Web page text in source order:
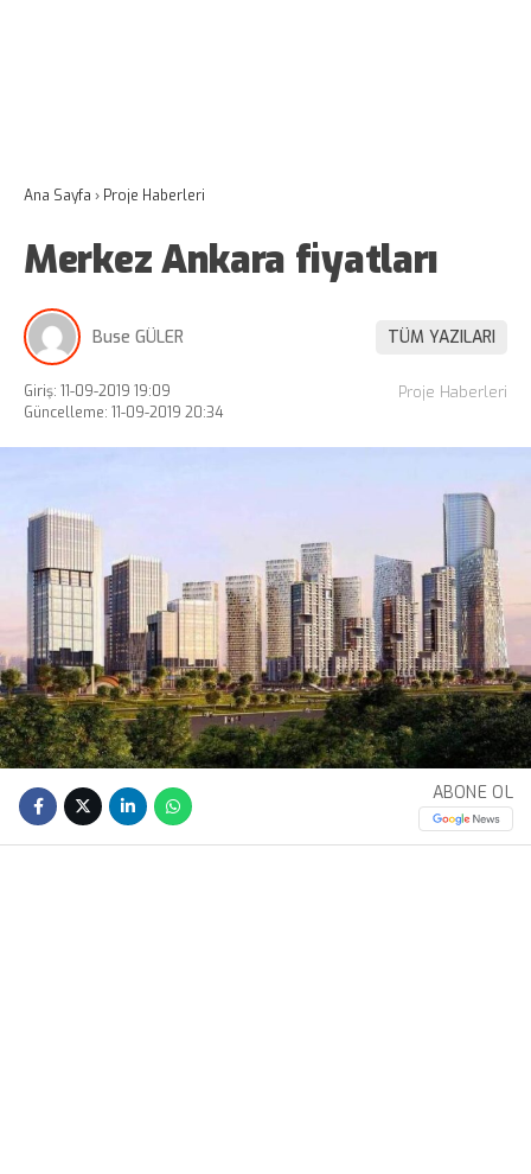
Ana Sayfa › Proje Haberleri
Merkez Ankara fiyatları
Buse GÜLER TÜM YAZILARI
Giriş: 11-09-2019 19:09
Güncelleme: 11-09-2019 20:34
Proje Haberleri
ABONE OL